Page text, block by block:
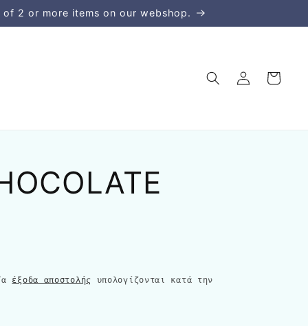
2 or more items on our webshop.
Σύνδεση Καλάθι
έξοδα αποστολής υπολογίζονται κατά την